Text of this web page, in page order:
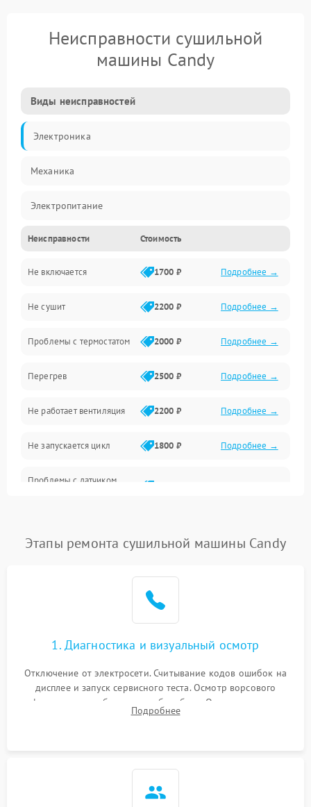
Неисправности сушильной
машины Candy
Виды неисправностей
Электроника
Механика
Электропитание
Нагрев
Механические повреждения
Оптика
Программное обеспечение
Датчики
Безопасность
Неисправности Стоимость
Не включается 1700 ₽ Подробнее →
Не сушит 2200 ₽ Подробнее →
Проблемы с термостатом 2000 ₽ Подробнее →
Перегрев 2500 ₽ Подробнее →
Не работает вентиляция 2200 ₽ Подробнее →
Не запускается цикл 1800 ₽ Подробнее →
Проблемы с датчиком
1500 ₽
Зависает программа 1500 ₽ Подробнее →
Ошибка на дисплее 1290 ₽ Подробнее →
Этапы ремонта сушильной машины Candy
1. Диагностика и визуальный осмотр
Отключение от электросети. Считывание кодов ошибок на
дисплее и запуск сервисного теста. Осмотр ворсового
фильтра, теплообменника и барабана. Опрос клиента о
неисправностях (не сушит, не крутит барабан, сильно шумит
Подробнее